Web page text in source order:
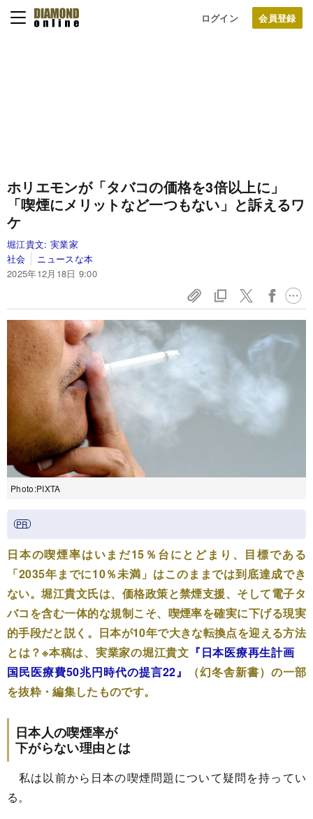
ログイン
ホリエモンが「タバコの価格を3倍以上に」
「喫煙にメリットなど一つもない」と訴えるワ
ケ
堀江貴文: 実業家
社会
ニュースな本
2025年12月18日 9:00
Photo:PIXTA
日本の喫煙率はいまだ15％台にとどまり、目標である
「2035年までに10％未満」はこのままでは到底達成でき
ない。堀江貴文氏は、価格政策と禁煙支援、そして電子タ
バコを含む一体的な規制こそ、喫煙率を確実に下げる現実
的手段だと説く。日本が10年で大きな転換点を迎える方法
とは？※本稿は、実業家の堀江貴文 『日本医療再生計画
国民医療費50兆円時代の提言22』
（幻冬舎新書）の一部
を抜粋・編集したものです。
日本人の喫煙率が
下がらない理由とは
私は以前から日本の喫煙問題について疑問を持ってい
る。